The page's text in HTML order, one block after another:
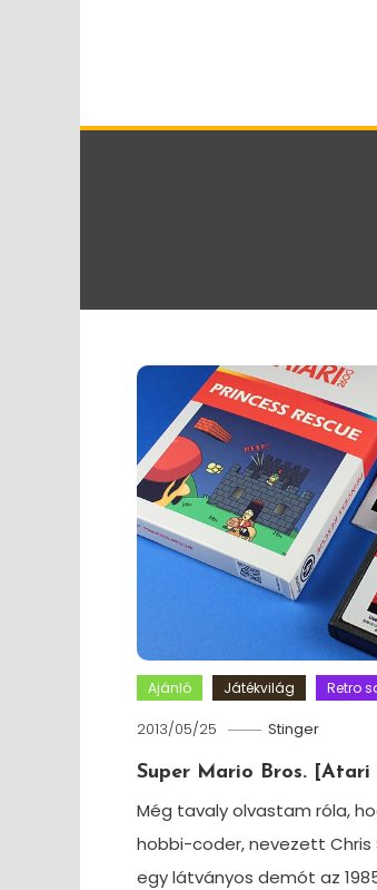
Ajánló Játékvilág Retro
2013/05/25 Stinger
Super Mario Bros. [Atari
Még tavaly olvastam róla,
hobbi-coder, nevezett Chris
egy látványos demót az